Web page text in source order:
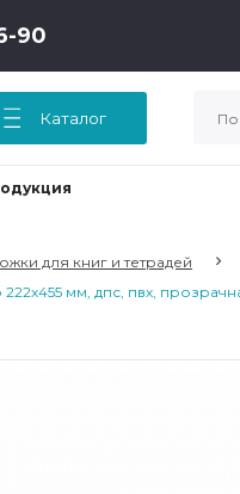
90
Каталог
для книг и тетрадей
мм, дпс, пвх,